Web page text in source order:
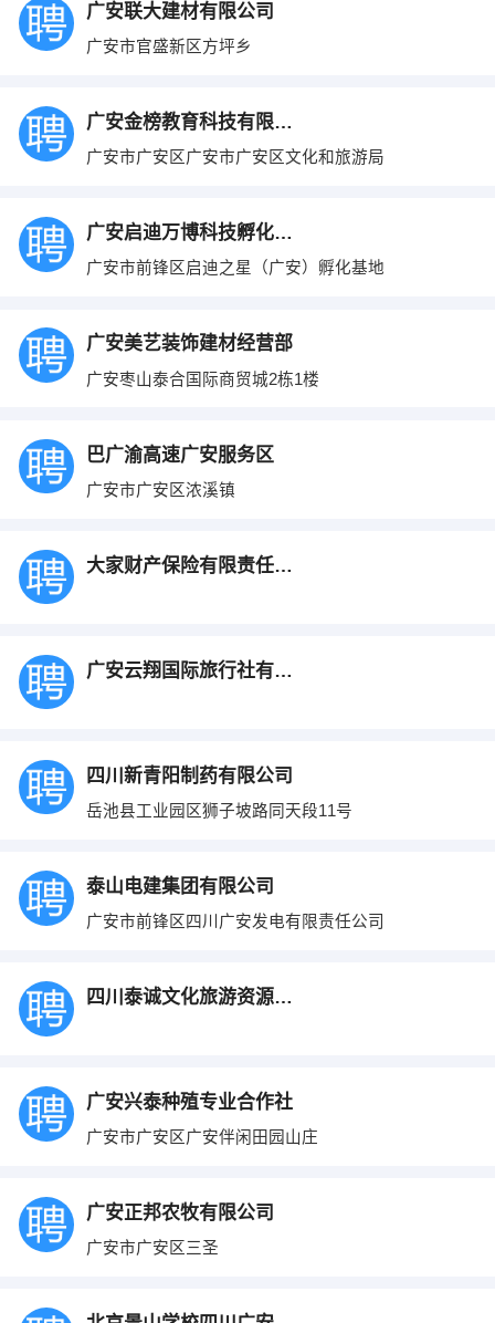
广安联大建材有限公司
广安市官盛新区方坪乡
广安金榜教育科技有限公司
广安市广安区广安市广安区文化和旅游局
广安启迪万博科技孵化器有限公司
广安市前锋区启迪之星（广安）孵化基地
广安美艺装饰建材经营部
广安枣山泰合国际商贸城2栋1楼
巴广渝高速广安服务区
广安市广安区浓溪镇
大家财产保险有限责任公司四川分公司广安中
广安云翔国际旅行社有限公司
四川新青阳制药有限公司
岳池县工业园区狮子坡路同天段11号
泰山电建集团有限公司
广安市前锋区四川广安发电有限责任公司
四川泰诚文化旅游资源开发集团有限责任公司
广安兴泰种殖专业合作社
广安市广安区广安伴闲田园山庄
广安正邦农牧有限公司
广安市广安区三圣